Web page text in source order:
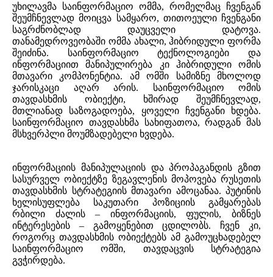
უხილავმა საინფორმაციო ომმა, რომელმაც ჩვენგან
შეუმჩნევლად მოიცვა სამყარო, თითოეული ჩვენგანი
საგრძნობლად დაუცველი დატოვა.
თანამედროვეობაში ომმა ახალი, ჰიბრიდული ფორმა
შეიძინა. საინფორმაციო ტექნოლოგიები და
ინფორმაციით მანიპულირება კი ჰიბრიდული ომის
მთავარი კომპონენტია. ამ ომში სამიზნე მხოლოდ
ჯარისკაცი აღარ არის. საინფორმაციო ომის
თავდასხმის ობიექტი, ხშირად შეუმჩნევლად,
მთლიანად საზოგადოება, ყოველი ჩვენგანი ხდება.
საინფორმაციო თავდასხმა სახიფათოა, რადგან მას
მსხვერპლი მოუმზადებელი ხვდება.
ინფორმაციის მანიპულაციის და პროპაგანდის გზით
სასურველ ობიექტზე ზეგავლენის მოპოვება რუსეთის
თავდასხმის სტრატეგიის მთავარი ამოცანაა. პუტინის
ხელისუფლება საკუთარი პოზიციის გამყარებას
რბილი ძალის – ინფორმაციის, ფულის, ბიზნეს
ინტერესების – გამოყენებით ცდილობს. ჩვენ კი,
როგორც თავდასხმის ობიექტებს ამ გამოუცხადებელ
საინფორმაციო ომში, თავდაცვის სტრატეგია
გვჭირდება.